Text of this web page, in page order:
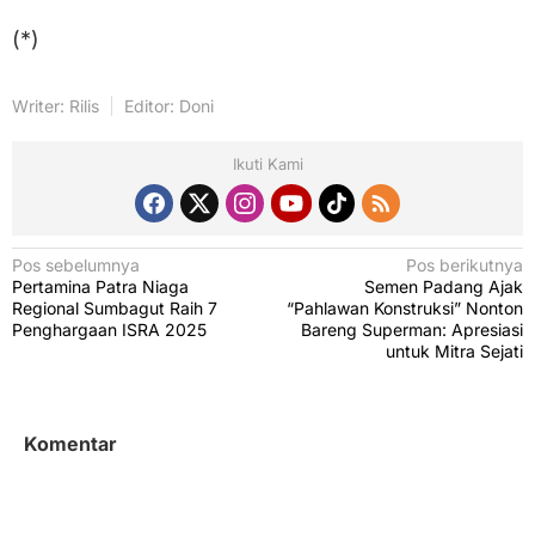
(*)
Writer: Rilis Editor: Doni
Ikuti Kami
N
a
v
a
Pos sebelumnya
Pertamina Patra Niaga
Regional Sumbagut Raih 7
Penghargaan ISRA 2025
Pos berikutnya
Semen Padang Ajak
“Pahlawan Konstruksi” Nonton
Bareng Superman: Apresiasi
untuk Mitra Sejati
Komentar